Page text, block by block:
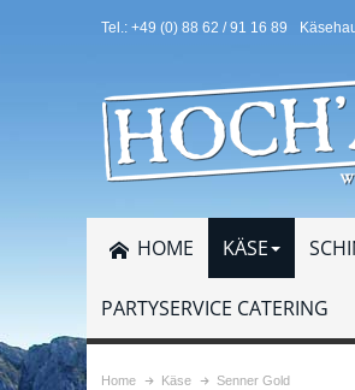
Tel.: +49 (0) 88 62 / 91 16 89
HOME KÄSE
PARTYSERVICE CATERING
Home Käse Senner Gold